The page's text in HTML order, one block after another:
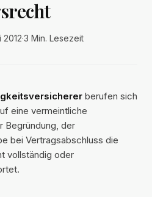
2012·3 Min. Lesezeit
berufen sich
eine vermeintliche
Begründung, der
bei Vertragsabschluss die
vollständig oder